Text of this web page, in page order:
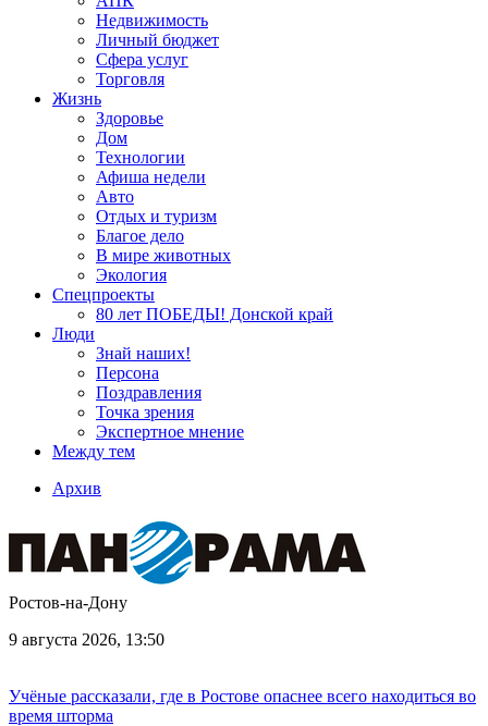
Недвижимость
Личный бюджет
Сфера услуг
Торговля
Жизнь
Здоровье
Дом
Технологии
Афиша недели
Авто
Отдых и туризм
Благое дело
В мире животных
Экология
Спецпроекты
80 лет ПОБЕДЫ! Донской край
Люди
Знай наших!
Персона
Поздравления
Точка зрения
Экспертное мнение
Между тем
Архив
Ростов-на-Дону
9 августа 2026, 13:50
Учёные рассказали, где в Ростове опаснее всего находиться во
время шторма